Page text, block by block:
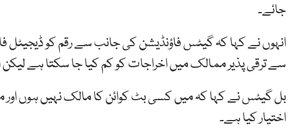
جائے۔
انہوں نے کہا کہ گیٹس فاؤنڈیشن کی جانب سے رقم کو ڈیجیٹل
سے ترقی پذیر ممالک میں اخراجات کو کم کیا جا سکتا ہے
بل گیٹس نے کہا کہ میں کسی بٹ کوائن کا مالک نہیں ہوں اور
اختیار کیا ہے۔